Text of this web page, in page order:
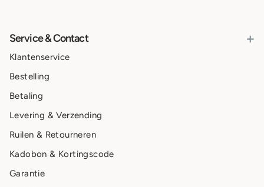
Service & Contact +
Klantenservice
Bestelling
Betaling
Levering & Verzending
Ruilen & Retourneren
Kadobon & Kortingscode
Garantie